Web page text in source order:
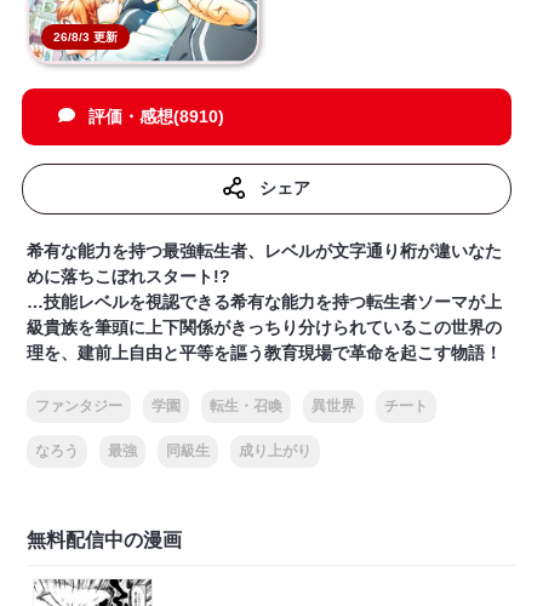
26/8/3 更新
評価・感想(8910)
シェア
希有な能力を持つ最強転生者、レベルが文字通り桁が違いなた
めに落ちこぼれスタート!?
…技能レベルを視認できる希有な能力を持つ転生者ソーマが上
級貴族を筆頭に上下関係がきっちり分けられているこの世界の
理を、建前上自由と平等を謳う教育現場で革命を起こす物語！
ファンタジー 学園 転生・召喚 異世界 チート
なろう 最強 同級生 成り上がり
無料配信中の漫画